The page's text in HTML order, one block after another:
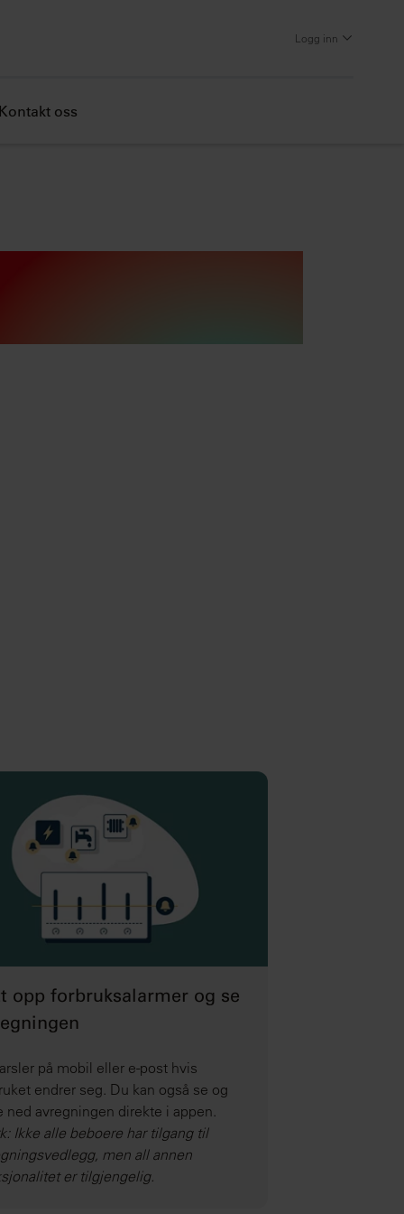
Logg inn
oss
opp forbruksalarmer og se
på mobil eller e-post hvis
endrer seg. Du kan også se og
ned avregningen direkte i appen.
Ikke alle beboere har tilgang til
men all annen
er tilgjengelig.